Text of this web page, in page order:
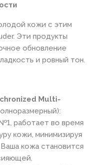
кожи с этим
Эти продукты
обновление
и ровный тон.
Multi-
работает во время
кожи, минимизируя
кожа становится